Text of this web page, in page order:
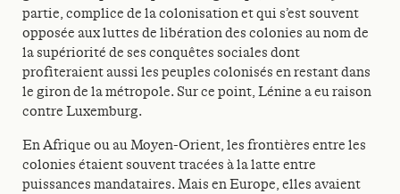
partie, complice de la colonisation et qui s’est souvent
opposée aux luttes de libération des colonies au nom de
la supériorité de ses conquêtes sociales dont
profiteraient aussi les peuples colonisés en restant dans
le giron de la métropole. Sur ce point, Lénine a eu raison
contre Luxemburg.
En Afrique ou au Moyen-Orient, les frontières entre les
colonies étaient souvent tracées à la latte entre
puissances mandataires. Mais en Europe, elles avaient